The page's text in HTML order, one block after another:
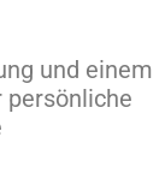
und einem
persönliche